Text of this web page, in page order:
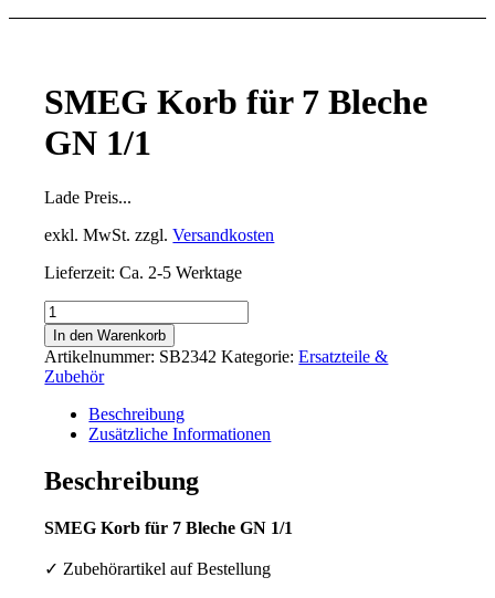
SMEG Korb für 7 Bleche
GN 1/1
Lade Preis...
exkl. MwSt. zzgl.Versandkosten
Lieferzeit: Ca. 2-5 Werktage
SMEG
Korb
für
7
Bleche
Menge
In den Warenkorb
Artikelnummer: SB2342 Kategorie:Ersatzteile &
Zubehör
Beschreibung
Zusätzliche Informationen
Beschreibung
SMEG Korb für 7 Bleche GN 1/1
✓ Zubehörartikel auf Bestellung